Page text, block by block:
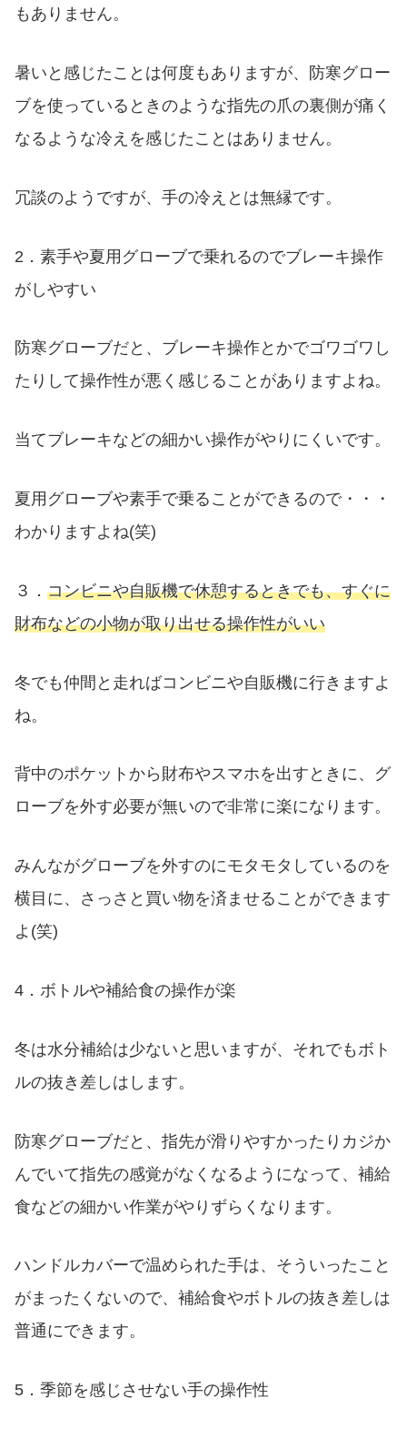
もありません。
暑いと感じたことは何度もありますが、防寒グロー
ブを使っているときのような指先の爪の裏側が痛く
なるような冷えを感じたことはありません。
冗談のようですが、手の冷えとは無縁です。
2．素手や夏用グローブで乗れるのでブレーキ操作
がしやすい
防寒グローブだと、ブレーキ操作とかでゴワゴワし
たりして操作性が悪く感じることがありますよね。
当てブレーキなどの細かい操作がやりにくいです。
夏用グローブや素手で乗ることができるので・・・
わかりますよね(笑)
３． コンビニや自販機で休憩するときでも、すぐに
財布などの小物が取り出せる操作性がいい
冬でも仲間と走ればコンビニや自販機に行きますよ
ね。
背中のポケットから財布やスマホを出すときに、グ
ローブを外す必要が無いので非常に楽になります。
みんながグローブを外すのにモタモタしているのを
横目に、さっさと買い物を済ませることができます
よ(笑)
4．ボトルや補給食の操作が楽
冬は水分補給は少ないと思いますが、それでもボト
ルの抜き差しはします。
防寒グローブだと、指先が滑りやすかったりカジか
んでいて指先の感覚がなくなるようになって、補給
食などの細かい作業がやりずらくなります。
ハンドルカバーで温められた手は、そういったこと
がまったくないので、補給食やボトルの抜き差しは
普通にできます。
5．季節を感じさせない手の操作性